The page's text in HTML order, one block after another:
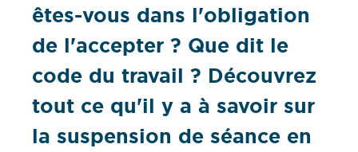
êtes-vous dans l'obligation
de l'accepter ? Que dit le
code du travail ? Découvrez
tout ce qu'il y a à savoir sur
la suspension de séance en